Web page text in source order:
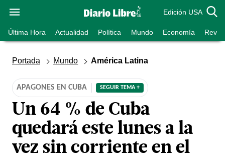
Edición USA
Última Hora Actualidad Política Mundo Economía
Portada Mundo América Latina
APAGONES EN CUBA SEGUIR TEMA +
Un 64 % de Cuba
quedará este lunes a la
vez sin corriente en el